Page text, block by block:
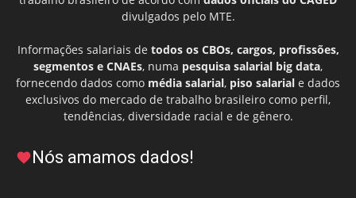
divulgados pelo MTE.
Informações salariais de todos os CBOs, cargos, profissões,
segmentos e CNAEs, numa pesquisa salarial big data,
fornecendo dados como média salarial, piso salarial e dados
exclusivos do mercado de trabalho brasileiro como perfil,
tendências, diversidade racial e de gênero.
Nós amamos dados!